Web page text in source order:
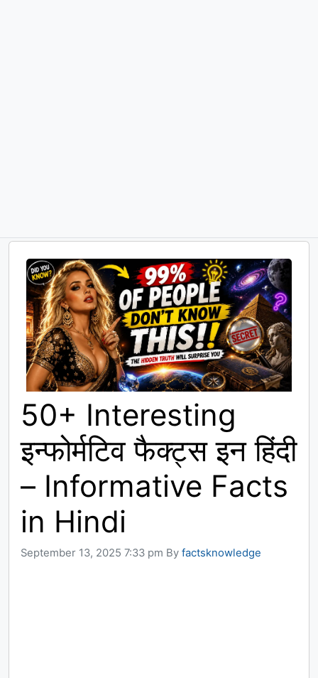
50+ Interesting
इन्फोर्मटिव फैक्ट्स इन हिंदी
– Informative Facts
in Hindi
September 13, 2025 7:33 pm By factsknowledge